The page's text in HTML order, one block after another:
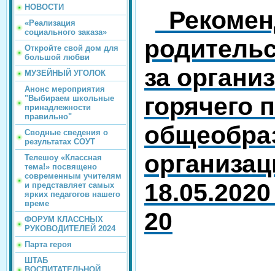
НОВОСТИ
«Реализация
социального заказа»
Откройте свой дом для
большой любви
МУЗЕЙНЫЙ УГОЛОК
Анонс мероприятия
"Выбираем школьные
принадлежности
правильно"
Сводные сведения о
результатах СОУТ
Телешоу «Классная
тема!» посвящено
современным учителям
и представляет самых
ярких педагогов нашего
време
ФОРУМ КЛАССНЫХ
РУКОВОДИТЕЛЕЙ 2024
Парта героя
ШТАБ
за
горячего
20